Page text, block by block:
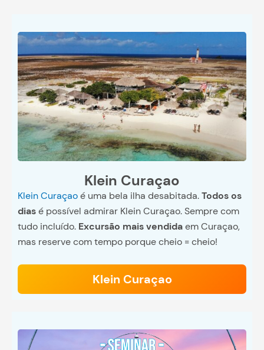
Klein Curaçao
Klein Curaçaoé uma bela ilha desabitada.Todos os
diasé possível admirar Klein Curaçao. Sempre com
tudo incluído. Excursão mais vendidaem Curaçao,
mas reserve com tempo porque cheio = cheio!
Klein Curaçao